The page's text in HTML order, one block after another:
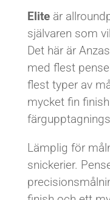
Eliteär
självaren som
Det här är
med flest
flest typer av
mycket fin
Lämplig för
snickerier.